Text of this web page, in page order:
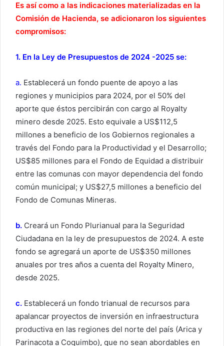
Es así como a las indicaciones materializadas en la
Comisión de Hacienda, se adicionaron los siguientes
compromisos:
1. En la Ley de Presupuestos de 2024 -2025 se:
a. Establecerá un fondo puente de apoyo a las
regiones y municipios para 2024, por el 50% del
aporte que éstos percibirán con cargo al Royalty
minero desde 2025. Esto equivale a US$112,5
millones a beneficio de los Gobiernos regionales a
través del Fondo para la Productividad y el Desarrollo;
US$85 millones para el Fondo de Equidad a distribuir
entre las comunas con mayor dependencia del fondo
común municipal; y US$27,5 millones a beneficio del
Fondo de Comunas Mineras.
b. Creará un Fondo Plurianual para la Seguridad
Ciudadana en la ley de presupuestos de 2024. A este
fondo se agregará un aporte de US$350 millones
anuales por tres años a cuenta del Royalty Minero,
desde 2025.
c. Establecerá un fondo trianual de recursos para
apalancar proyectos de inversión en infraestructura
productiva en las regiones del norte del país (Arica y
Parinacota a Coquimbo), que no sean abordables en